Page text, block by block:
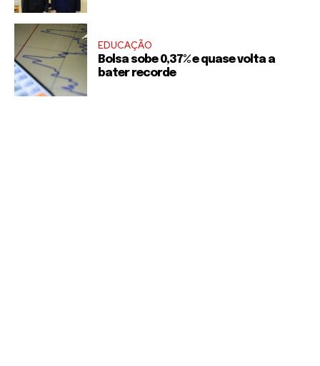
EDUCAÇÃO
Bolsa sobe 0,37% e quase volta a
bater recorde